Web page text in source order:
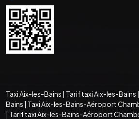
Taxi Aix-les-Bains | Tarif taxi Aix-les-Bains |
Bains | Taxi Aix-les-Bains-Aéroport
| Tarif taxi Aix-les-Bains-Aéroport